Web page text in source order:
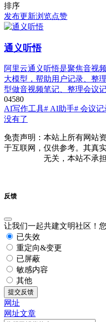
排序
发布更新浏览点赞
通义听悟
阿里云通义听悟是聚焦音视
大模型，帮助用户记录、整
型做音视频笔记、整理会议记
04580
AI写作工具# AI助手# 会议记
没有了
免责声明：本站上所有网站
于互联网，仅供参考。其真
无关，本站不承
反馈
让我们一起共建文明社区！
已失效
重定向&变更
已屏蔽
敏感内容
其他
提交反馈
网址
网址文章